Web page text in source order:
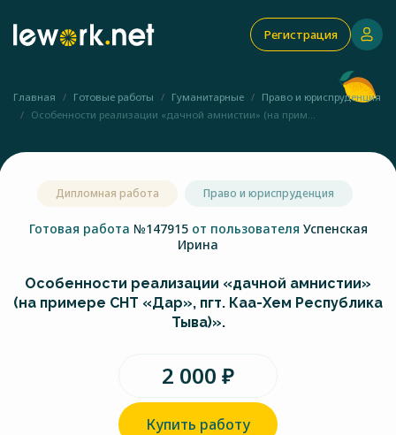
Регистрация
Главная Готовые работы Гуманитарные
Право и юриспруденция
Особенности реализации «дачной амнистии» (на прим...
Дипломная работа Право и юриспруденция
Готовая работа №147915 от пользователя Успенская
Ирина
Особенности реализации «дачной амнистии»
(на примере СНТ «Дар», пгт. Каа-Хем Республика
Тыва)».
2 000 ₽
Купить работу